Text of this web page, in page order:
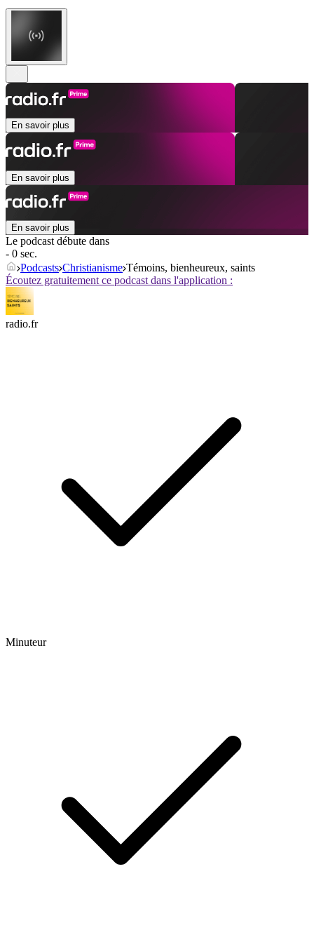
En savoir plus
En savoir plus
En savoir plus
Le podcast débute dans
- 0 sec.
Podcasts Christianisme Témoins, bienheureux, saints
Écoutez gratuitement ce podcast dans l'application :
radio.fr
Minuteur